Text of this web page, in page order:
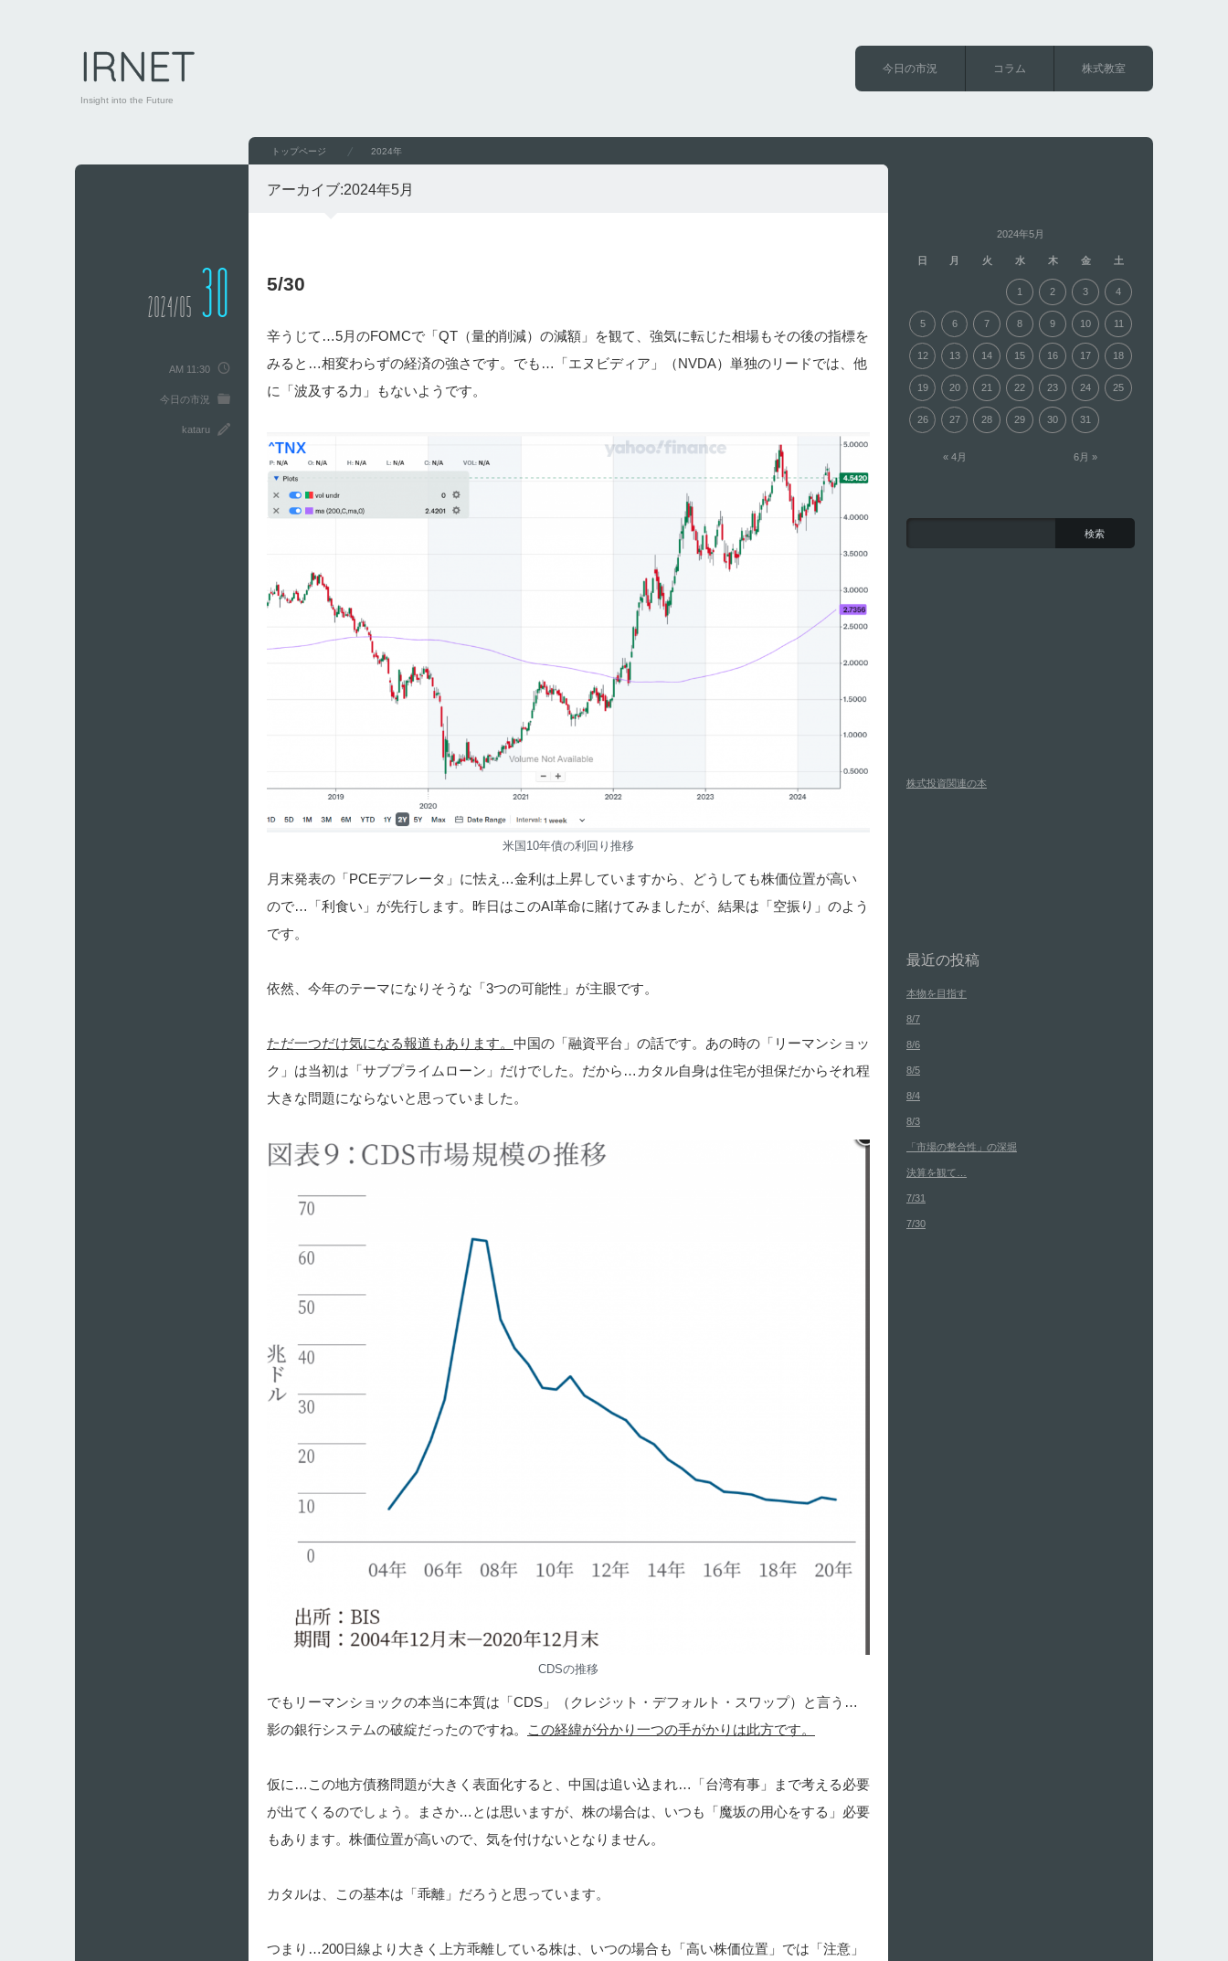
IRNET
Insight into the Future
今日の市況 コラム 株式教室
トップページ 2024年
アーカイブ:2024年5月
5/30
辛うじて…5月のFOMCで「QT（量的削減）の減額」を観て、強気に転じた相場もその後の指標を
みると…相変わらずの経済の強さです。でも…「エヌビディア」（NVDA）単独のリードでは、他
に「波及する力」もないようです。
米国10年債の利回り推移
月末発表の「PCEデフレータ」に怯え…金利は上昇していますから、どうしても株価位置が高い
ので…「利食い」が先行します。昨日はこのAI革命に賭けてみましたが、結果は「空振り」のよう
です。
依然、今年のテーマになりそうな「3つの可能性」が主眼です。
ただ一つだけ気になる報道もあります。 中国の「融資平台」の話です。あの時の「リーマンショッ
ク」は当初は「サブプライムローン」だけでした。だから…カタル自身は住宅が担保だからそれ程
大きな問題にならないと思っていました。
CDSの推移
でもリーマンショックの本当に本質は「CDS」（クレジット・デフォルト・スワップ）と言う…
影の銀行システムの破綻だったのですね。
この経緯が分かり一つの手がかりは此方です。
仮に…この地方債務問題が大きく表面化すると、中国は追い込まれ…「台湾有事」まで考える必要
が出てくるのでしょう。まさか…とは思いますが、株の場合は、いつも「魔坂の用心をする」必要
もあります。株価位置が高いので、気を付けないとなりません。
カタルは、この基本は「乖離」だろうと思っています。
つまり…200日線より大きく上方乖離している株は、いつの場合も「高い株価位置」では「注意」
2024/05 30
AM 11:30
今日の市況
kataru
2024年5月
日 月 火 水 木 金 土
« 4月 6月 »
1 2 3 4
5 6 7 8 9 10 11
12 13 14 15 16 17 18
19 20 21 22 23 24 25
26 27 28 29 30 31
株式投資関連の本
最近の投稿
本物を目指す
8/7
8/6
8/5
8/4
8/3
「市場の整合性」の深堀
決算を観て…
7/31
7/30